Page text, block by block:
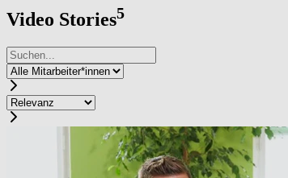
Video Stories5